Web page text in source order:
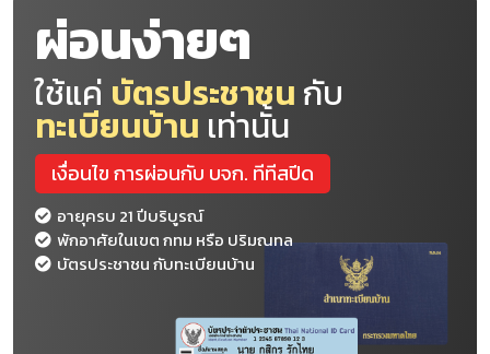
ผ่อนง่ายๆ
ใช้แค่ บัตรประชาชน กับ
ทะเบียนบ้าน เท่านั้น
เงื่อนไข การผ่อนกับ บจก. ทีทีสปีด
อายุครบ 21 ปีบริบูรณ์
พักอาศัยในเขต กทม หรือ ปริมณทล
บัตรประชาชน กับทะเบียนบ้าน